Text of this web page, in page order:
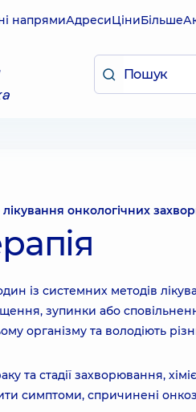
напрямиАдресиЦіниБільше
онкологічних
із системних методів
зупинки або
організму та володіють
та стадії захворювання,
симптоми, спричинені